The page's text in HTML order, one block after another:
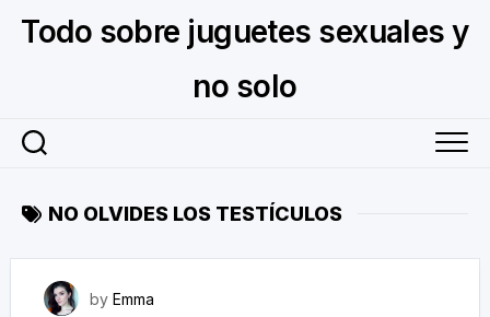
Todo sobre juguetes sexuales y
no solo
NO OLVIDES LOS TESTÍCULOS
by Emma